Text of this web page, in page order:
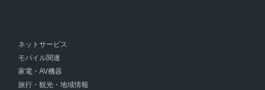
ネットサービス
モバイル関連
家電・AV機器
旅行・観光・地域情報